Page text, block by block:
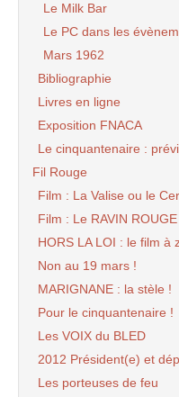
Le Milk Bar
Le PC dans les
Mars 1962
Bibliographie
Livres en ligne
Exposition FNACA
Le cinquantenaire :
Fil Rouge
Film : La Valise ou le
Film : Le RAVIN ROUGE
HORS LA LOI : le film à
Non au 19 mars !
MARIGNANE : la stèle !
Pour le cinquantenaire !
Les VOIX du BLED
2012 Président(e) et
Les porteuses de feu